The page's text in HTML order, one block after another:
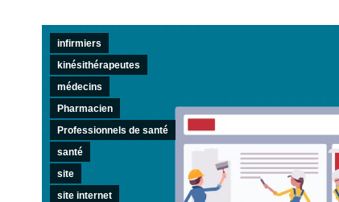
infirmiers
kinésithérapeutes
médecins
Pharmacien
Professionnels de santé
santé
site
site internet